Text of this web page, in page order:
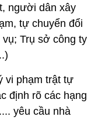
người dân xây
tự chuyển đổi
Trụ sở công ty
vi phạm trật tự
định rõ các hạng
yêu cầu nhà